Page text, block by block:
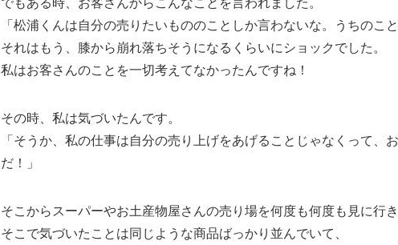
「松浦くんは自分の売りたいもののことしか言わないな。うちのこ
それはもう、膝から崩れ落ちそうになるくらいにショックでした。
私はお客さんのことを一切考えてなかったんですね！
その時、私は気づいたんです。
「そうか、私の仕事は自分の売り上げをあげることじゃなくって、
だ！」
そこからスーパーやお土産物屋さんの売り場を何度も何度も見に行き
そこで気づいたことは同じような商品ばっかり並んでいて、